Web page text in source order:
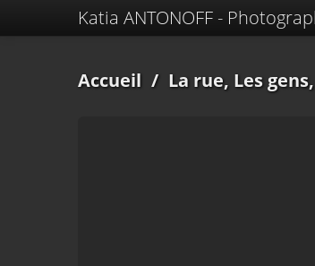
Katia ANTONOFF -
Accueil / La rue, Les